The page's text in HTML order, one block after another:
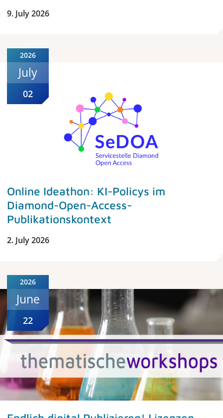
9. July 2026
2026
July
02
Online Ideathon: KI-Policys im
Diamond-Open-Access-
Publikationskontext
2. July 2026
2026
June
22